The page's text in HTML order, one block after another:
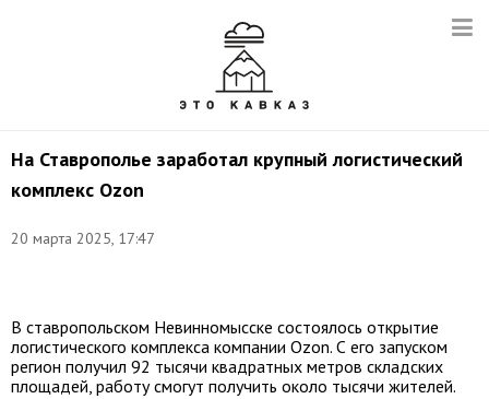
На Ставрополье заработал крупный логистический
комплекс Ozon
20 марта 2025, 17:47
В ставропольском Невинномысске состоялось открытие
логистического комплекса компании Ozon. С его запуском
регион получил 92 тысячи квадратных метров складских
площадей, работу смогут получить около тысячи жителей.